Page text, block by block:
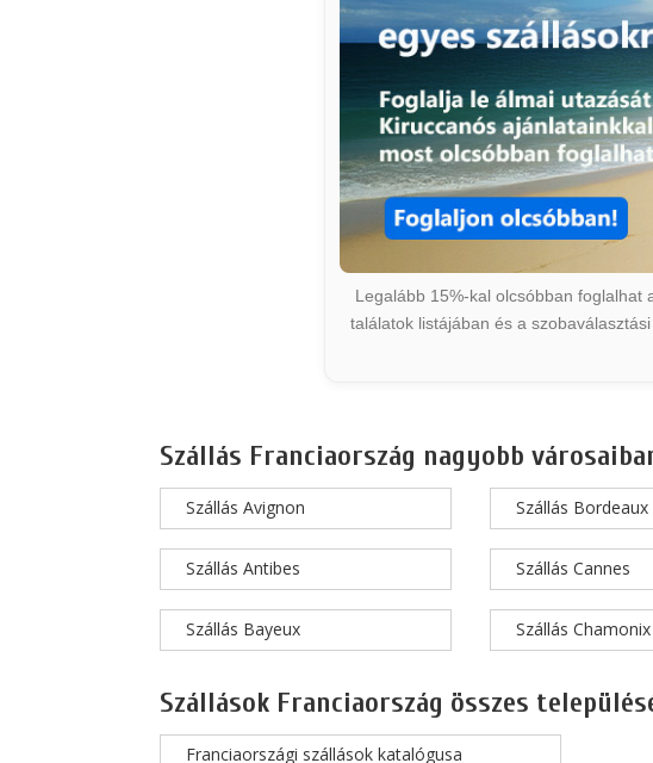
Legalább 15%-kal olcsóbban foglalhat
találatok listájában és a
Szállás Franciaország nagyobb
Szállás Avignon
Szállás Antibes
Szállás Bayeux
Szállás Bordeaux
Szállás Cannes
Szállás Chamonix
Szállások Franciaország összes
Franciaországi szállások katalógusa